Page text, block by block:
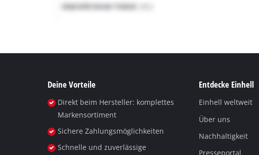
Deine Vorteile
Direkt beim Hersteller: komplettes
Markensortiment
Sichere Zahlungsmöglichkeiten
Schnelle und zuverlässige
Entdecke Einhell
Einhell weltweit
Über uns
Nachhaltigkeit
Presseportal